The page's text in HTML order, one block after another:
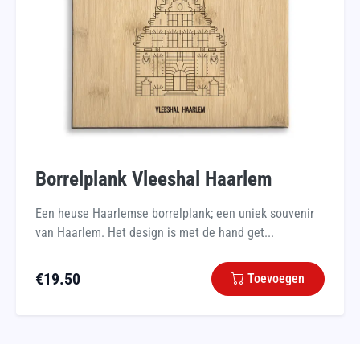
Borrelplank Vleeshal Haarlem
Een heuse Haarlemse borrelplank; een uniek souvenir
van Haarlem. Het design is met de hand get...
€19.50 Toevoegen